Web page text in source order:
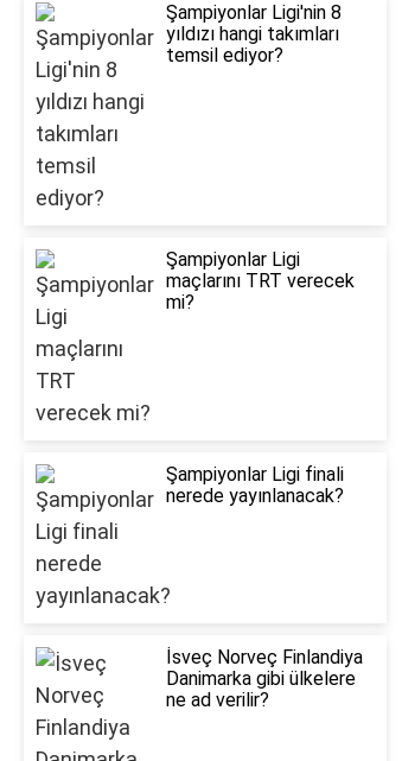
Şampiyonlar Ligi'nin 8
yıldızı hangi takımları
temsil ediyor?
Şampiyonlar Ligi
maçlarını TRT verecek
mi?
Şampiyonlar Ligi finali
nerede yayınlanacak?
İsveç Norveç Finlandiya
Danimarka gibi ülkelere
ne ad verilir?